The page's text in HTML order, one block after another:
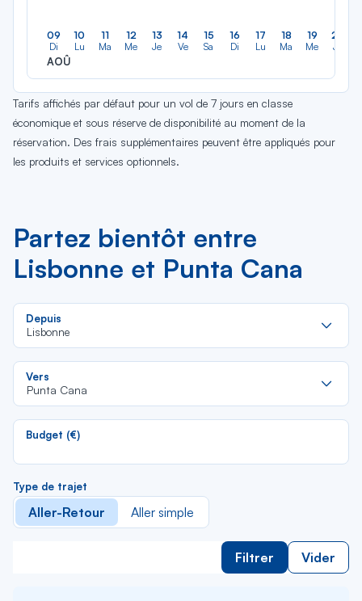
09
Di
AOÛ
10
Lu
11
Ma
12
Me
13
Je
14
Ve
15
Sa
16
Di
17
Lu
18
Ma
19
Me
20
Je
Tarifs affichés par défaut pour un vol de 7 jours en classe
économique et sous réserve de disponibilité au moment de la
réservation. Des frais supplémentaires peuvent être appliqués pour
les produits et services optionnels.
Partez bientôt entre
Lisbonne et Punta Cana
Depuis
Lisbonne
Vers
Punta Cana
Budget (€)
Type de trajet
Aller-Retour Aller simple
Filtrer Vider